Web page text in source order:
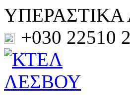
+030 22510